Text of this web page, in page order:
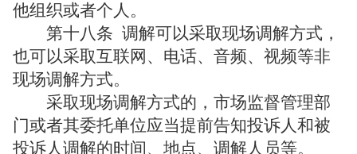
他组织或者个人。
第十八条 调解可以采取现场调解方式，
也可以采取互联网、电话、音频、视频等非
现场调解方式。
采取现场调解方式的，市场监督管理部
门或者其委托单位应当提前告知投诉人和被
投诉人调解的时间、地点、调解人员等。